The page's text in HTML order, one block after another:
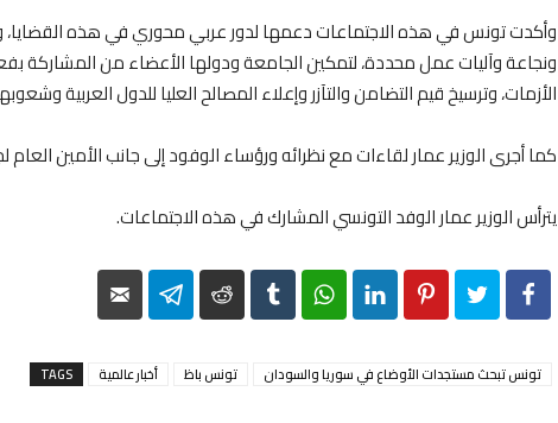
وأكدت تونس في هذه الاجتماعات دعمها لدور عربي محوري في هذه القضايا،
ونجاعة وآليات عمل محددة، لتمكين الجامعة ودولها الأعضاء من المشاركة
الأزمات، وترسيخ قيم التضامن والتآزر وإعلاء المصالح العليا للدول العربية
كما أجرى الوزير عمار لقاءات مع نظرائه ورؤساء الوفود إلى جانب الأمين العام
يترأس الوزير عمار الوفد التونسي المشارك في هذه الاجتماعات.
Facebook
Twitter
Pinterest
LinkedIn
WhatsApp
Tumblr
Reddit
Telegram
TAGS أخبار عالمية تونس باظ تونس تبحث مستجدات الأوضاع في سوريا والسودان